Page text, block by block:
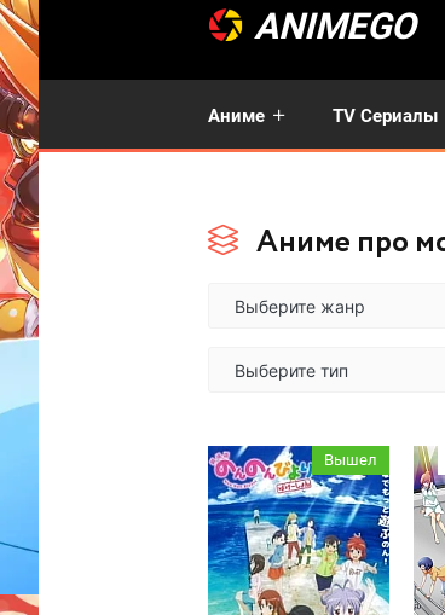
ANIMEGO
Аниме TV Сериалы
Аниме про
Выберите жанр
Выберите тип
Вышел